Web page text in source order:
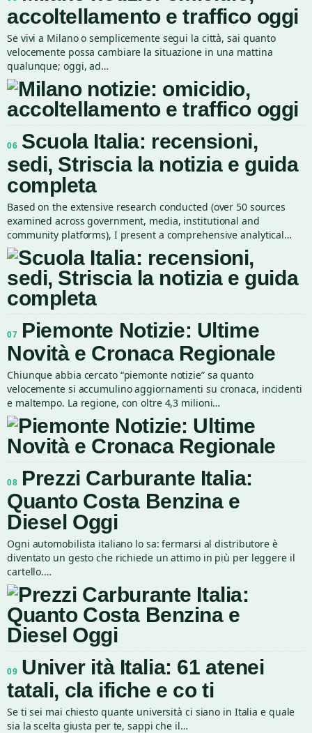
accoltellamento e traffico oggi
Se vivi a Milano o semplicemente segui la città, sai quanto
velocemente possa cambiare la situazione in una mattina
qualunque; oggi, ad…
06 Scuola Italia: recensioni,
sedi, Striscia la notizia e guida
completa
Based on the extensive research conducted (over 50 sources
examined across government, media, institutional and
community platforms), I present a comprehensive analytical…
07 Piemonte Notizie: Ultime
Novità e Cronaca Regionale
Chiunque abbia cercato “piemonte notizie” sa quanto
velocemente si accumulino aggiornamenti su cronaca, incidenti
e maltempo. La regione, con oltre 4,3 milioni…
08 Prezzi Carburante Italia:
Quanto Costa Benzina e
Diesel Oggi
Ogni automobilista italiano lo sa: fermarsi al distributore è
diventato un gesto che richiede un attimo in più per leggere il
cartello.…
09 Univer ità Italia: 61 atenei
tatali, cla ifiche e co ti
Se ti sei mai chiesto quante università ci siano in Italia e quale
sia la scelta giusta per te, sappi che il…